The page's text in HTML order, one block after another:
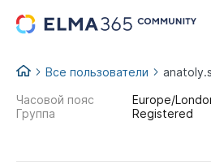
...
Все пользователи
Часовой пояс
Europe/
Группа
Registered